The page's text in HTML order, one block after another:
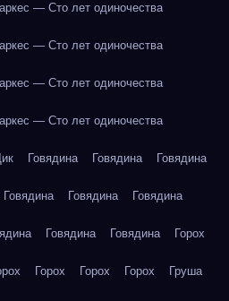
— Сто лет одиночества
— Сто лет одиночества
— Сто лет одиночества
— Сто лет одиночества
Говядина Говядина Говядина
Говядина Говядина Говядина
Говядина Говядина Горох
Горох Горох Горох Груша